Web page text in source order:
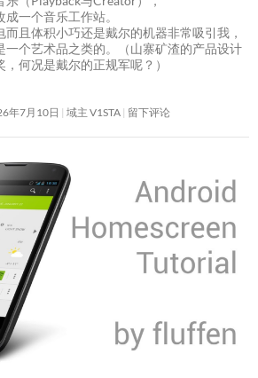
一个音乐工作站。
且体积小巧还是戴尔的机器非常吸引我，
一个艺术品之类的。（山寨矿渣的产品设计
何况是戴尔的正规军呢？）
年7月10日 域主 V1STA 留下评论